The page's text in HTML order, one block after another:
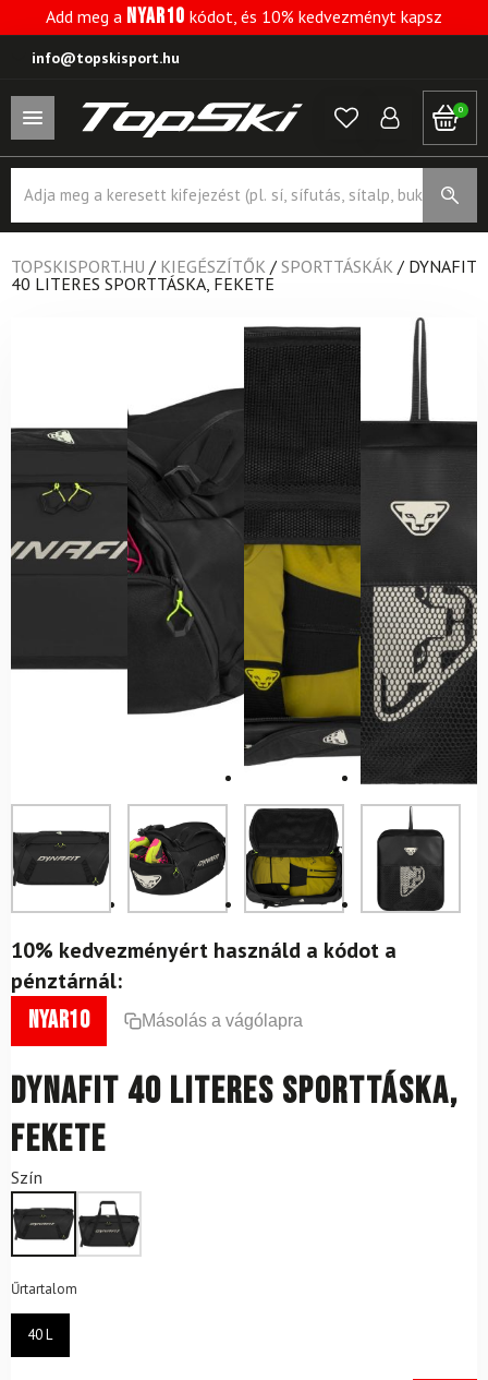
Add meg a NYAR10 kódot, és 10% kedvezményt kapsz
info@topskisport.hu
0
search
TOPSKISPORT.HU / KIEGÉSZÍTŐK / SPORTTÁSKÁK / DYNAFIT
40 LITERES SPORTTÁSKA, FEKETE
10% kedvezményért használd a kódot a
pénztárnál:
nyar10 Másolás a vágólapra
DYNAFIT 40 literes sporttáska,
fekete
Szín
Űrtartalom
40 L